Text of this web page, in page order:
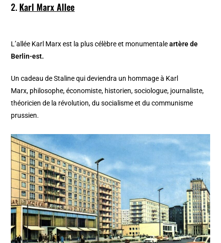
2.Karl Marx Allee
L’allée Karl Marx est la plus célèbre et monumentaleartère de
Berlin-est.
Un cadeau de Staline qui deviendra un hommage à Karl
Marx, philosophe, économiste, historien, sociologue, journaliste,
théoricien de la révolution, du socialisme et du communisme
prussien.